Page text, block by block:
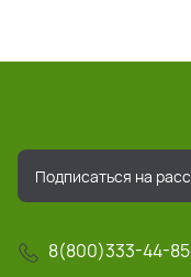
8(800)333-44-85